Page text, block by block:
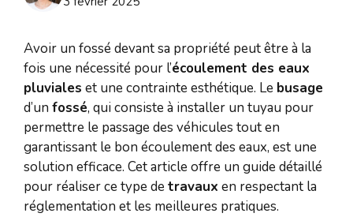
Avoir un fossé devant sa propriété peut être à la
fois une nécessité pour l’écoulement des eaux
pluviales et une contrainte esthétique. Le busage
d’un fossé, qui consiste à installer un tuyau pour
permettre le passage des véhicules tout en
garantissant le bon écoulement des eaux, est une
solution efficace. Cet article offre un guide détaillé
pour réaliser ce type detravaux en respectant la
réglementation et les meilleures pratiques.